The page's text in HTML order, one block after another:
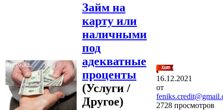
Займ на
карту или
наличными
под
адекватные
проценты
(Услуги /
Другое)
16.12.2021
от
2728 просмотров